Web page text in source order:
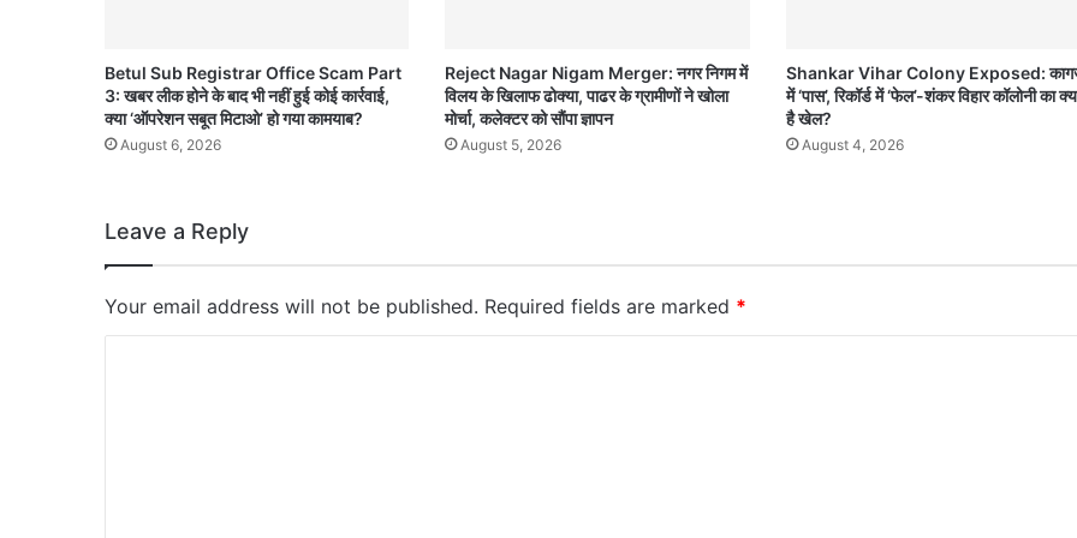
Betul Sub Registrar Office Scam Part
3: खबर लीक होने के बाद भी नहीं हुई कोई कार्रवाई,
क्या ‘ऑपरेशन सबूत मिटाओ’ हो गया कामयाब?
August 6, 2026
Reject Nagar Nigam Merger: नगर निगम में
विलय के खिलाफ ढोक्या, पाढर के ग्रामीणों ने खोला
मोर्चा, कलेक्टर को सौंपा ज्ञापन
August 5, 2026
Shankar Vihar Colony Exposed:
में ‘पास’, रिकॉर्ड में ‘फेल’-शंकर विहार कॉलोनी का
है खेल?
August 4, 2026
Leave a Reply
Your email address will not be published. Required fields are marked *